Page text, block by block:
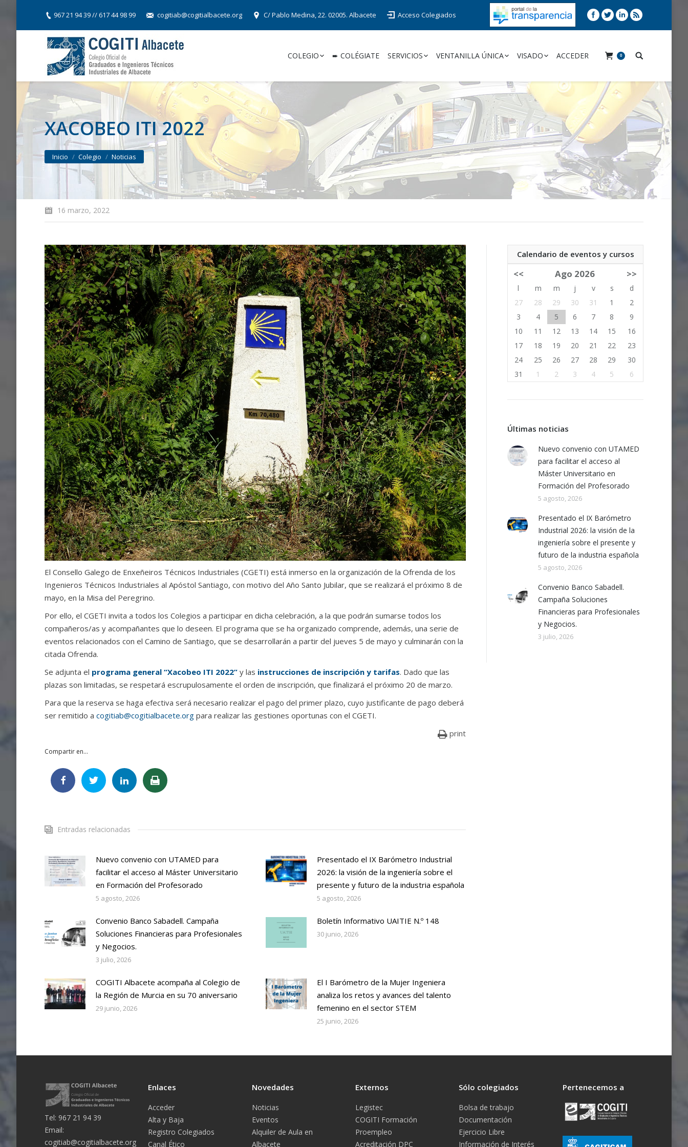
967 21 94 39 // 617 44 98 99 cogitiab@cogitialbacete.org C/ Pablo Medina, 22. 02005. Albacete Acceso Colegiados
COLEGIO ➨ COLÉGIATE SERVICIOS VENTANILLA ÚNICA VISADO ACCEDER 0
XACOBEO ITI 2022
You are here:
Inicio Colegio Noticias
16 marzo, 2022
El Consello Galego de Enxeñeiros Técnicos Industriales (CGETI) está inmerso en la organización de la Ofrenda de los
Ingenieros Técnicos Industriales al Apóstol Santiago, con motivo del Año Santo Jubilar, que se realizará el próximo 8 de
mayo, en la Misa del Peregrino.
Por ello, el CGETI invita a todos los Colegios a participar en dicha celebración, a la que podrán sumarse todos los
compañeros/as y acompañantes que lo deseen. El programa que se ha organizado comprende, además, una serie de
eventos relacionados con el Camino de Santiago, que se desarrollarán a partir del jueves 5 de mayo y culminarán con la
citada Ofrenda.
Se adjunta el programa general “Xacobeo ITI 2022” y las instrucciones de inscripción y tarifas. Dado que las
plazas son limitadas, se respetará escrupulosamente el orden de inscripción, que finalizará el próximo 20 de marzo.
Para que la reserva se haga efectiva será necesario realizar el pago del primer plazo, cuyo justificante de pago deberá
ser remitido a cogitiab@cogitialbacete.org para realizar las gestiones oportunas con el CGETI.
print
Compartir en...
Entradas relacionadas
Nuevo convenio con UTAMED para
facilitar el acceso al Máster Universitario
en Formación del Profesorado
5 agosto, 2026
Presentado el IX Barómetro Industrial
2026: la visión de la ingeniería sobre el
presente y futuro de la industria española
5 agosto, 2026
Convenio Banco Sabadell. Campaña
Soluciones Financieras para Profesionales
y Negocios.
3 julio, 2026
Boletín Informativo UAITIE N.º 148
30 junio, 2026
COGITI Albacete acompaña al Colegio de
la Región de Murcia en su 70 aniversario
29 junio, 2026
El I Barómetro de la Mujer Ingeniera
analiza los retos y avances del talento
femenino en el sector STEM
25 junio, 2026
Calendario de eventos y cursos
<< Ago 2026 >>
l m m j v s
d
27
28 29 30 31 1
2
3
4 5 6 7 8
9
10
11 12 13 14 15
16
17
18 19 20 21 22
23
24
25 26 27 28 29
30
31
1 2 3 4 5 6
Últimas noticias
Nuevo convenio con UTAMED
para facilitar el acceso al
Máster Universitario en
Formación del Profesorado
5 agosto, 2026
Presentado el IX Barómetro
Industrial 2026: la visión de la
ingeniería sobre el presente y
futuro de la industria española
5 agosto, 2026
Convenio Banco Sabadell.
Campaña Soluciones
Financieras para Profesionales
y Negocios.
3 julio, 2026
Tel: 967 21 94 39
Email:
cogitiab@cogitialbacete.org
Enlaces
Acceder
Alta y Baja
Registro Colegiados
Canal Ético
Novedades
Noticias
Eventos
Alquiler de Aula en
Albacete
Externos
Legistec
COGITI Formación
Proempleo
Acreditación DPC
Sólo colegiados
Bolsa de trabajo
Documentación
Ejercicio Libre
Información de Interés
Pertenecemos a